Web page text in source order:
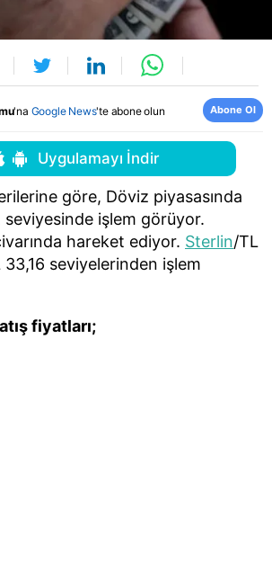
'na Google News'te abone olun Abone Ol
Uygulamayı İndir
göre, Döviz piyasasında
işlem görüyor.
hareket ediyor. Sterlin/TL
seviyelerinden işlem
fiyatları;